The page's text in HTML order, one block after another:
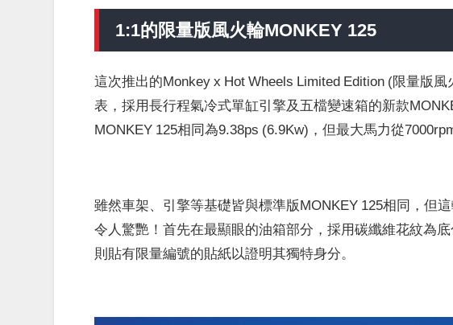
1:1的限量版風火輪MONKEY 125
這次推出的Monkey x Hot Wheels Limited Edition (限量版
表，採用長行程氣冷式單缸引擎及五檔變速箱的新款
MONKEY 125相同為9.38ps (6.9Kw)，但最大馬力從
雖然車架、引擎等基礎皆與標準版MONKEY 125相同，但
令人驚艷！首先在最顯眼的油箱部分，採用碳纖維花紋為
則貼有限量編號的貼紙以證明其獨特身分。